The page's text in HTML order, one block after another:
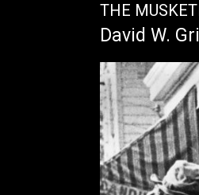
THE
David W.